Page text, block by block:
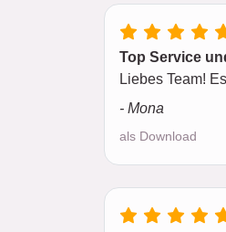
Top Service
Liebes Team!
- Mona
als Download